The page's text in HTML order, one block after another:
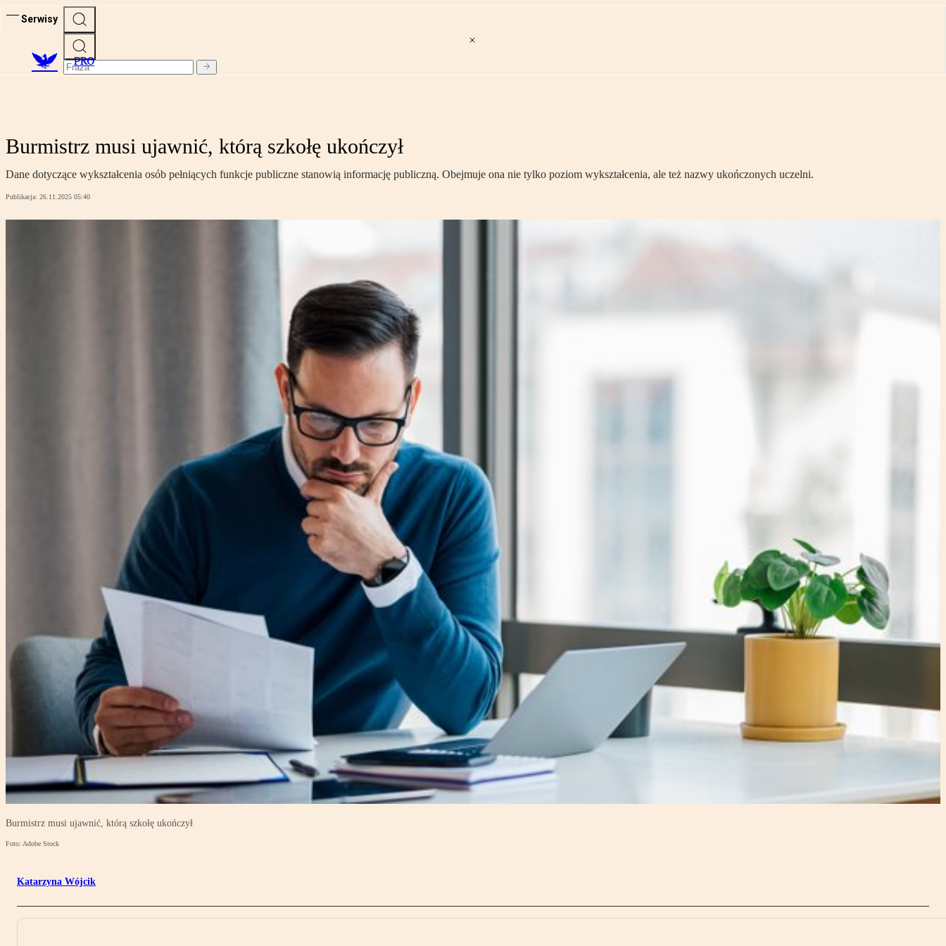
Serwisy
PRO
Burmistrz musi ujawnić, którą szkołę ukończył
Dane dotyczące wykształcenia osób pełniących funkcje publiczne stanowią informację publiczną. Obejmuje ona nie tylko poziom wykształcenia, ale też nazwy ukończonych uczelni.
Publikacja: 26.11.2025 05:40
Burmistrz musi ujawnić, którą szkołę ukończył
Foto: Adobe Stock
Katarzyna Wójcik